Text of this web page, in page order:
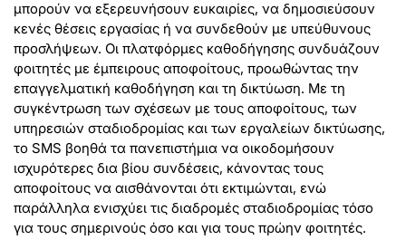
μπορούν να εξερευνήσουν ευκαιρίες, να δημοσιεύσουν
κενές θέσεις εργασίας ή να συνδεθούν με υπεύθυνους
προσλήψεων. Οι πλατφόρμες καθοδήγησης συνδυάζουν
φοιτητές με έμπειρους αποφοίτους, προωθώντας την
επαγγελματική καθοδήγηση και τη δικτύωση. Με τη
συγκέντρωση των σχέσεων με τους αποφοίτους, των
υπηρεσιών σταδιοδρομίας και των εργαλείων δικτύωσης,
το SMS βοηθά τα πανεπιστήμια να οικοδομήσουν
ισχυρότερες δια βίου συνδέσεις, κάνοντας τους
αποφοίτους να αισθάνονται ότι εκτιμώνται, ενώ
παράλληλα ενισχύει τις διαδρομές σταδιοδρομίας τόσο
για τους σημερινούς όσο και για τους πρώην φοιτητές.